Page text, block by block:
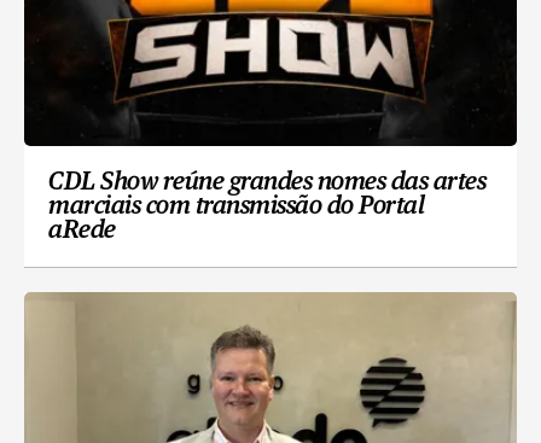
CDL Show reúne grandes nomes das artes
marciais com transmissão do Portal
aRede